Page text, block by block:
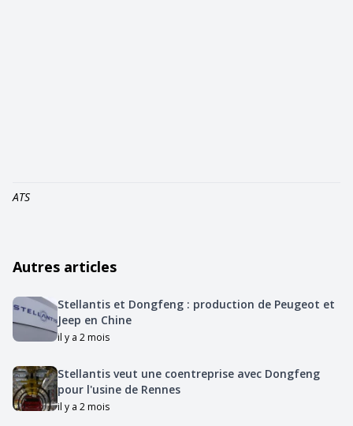
ATS
Autres articles
Stellantis et Dongfeng : production de Peugeot et
Jeep en Chine
il y a 2 mois
Stellantis veut une coentreprise avec Dongfeng
pour l'usine de Rennes
il y a 2 mois